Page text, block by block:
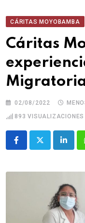
CÁRITAS MOYOBAMBA
Cáritas
02/08/2022
893 VISUALIZACIONES